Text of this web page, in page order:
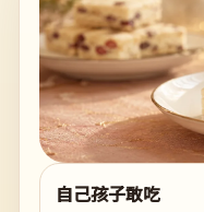
自己孩子敢吃